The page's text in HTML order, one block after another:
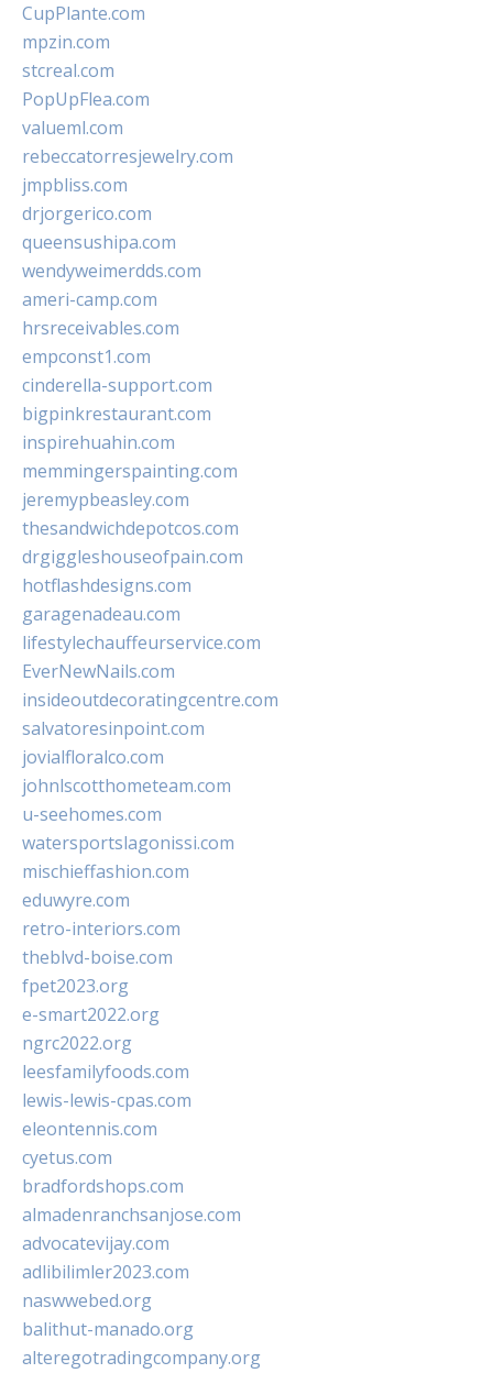
CupPlante.com
mpzin.com
stcreal.com
PopUpFlea.com
valueml.com
rebeccatorresjewelry.com
jmpbliss.com
drjorgerico.com
queensushipa.com
wendyweimerdds.com
ameri-camp.com
hrsreceivables.com
empconst1.com
cinderella-support.com
bigpinkrestaurant.com
inspirehuahin.com
memmingerspainting.com
jeremypbeasley.com
thesandwichdepotcos.com
drgiggleshouseofpain.com
hotflashdesigns.com
garagenadeau.com
lifestylechauffeurservice.com
EverNewNails.com
insideoutdecoratingcentre.com
salvatoresinpoint.com
jovialfloralco.com
johnlscotthometeam.com
u-seehomes.com
watersportslagonissi.com
mischieffashion.com
eduwyre.com
retro-interiors.com
theblvd-boise.com
fpet2023.org
e-smart2022.org
ngrc2022.org
leesfamilyfoods.com
lewis-lewis-cpas.com
eleontennis.com
cyetus.com
bradfordshops.com
almadenranchsanjose.com
advocatevijay.com
adlibilimler2023.com
naswwebed.org
balithut-manado.org
alteregotradingcompany.org